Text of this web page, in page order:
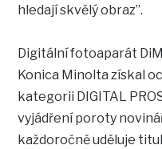
hledají skvělý obraz”.
Digitální fotoaparát
Konica Minolta získal
kategorii DIGITAL
vyjádření poroty
každoročně uděluje